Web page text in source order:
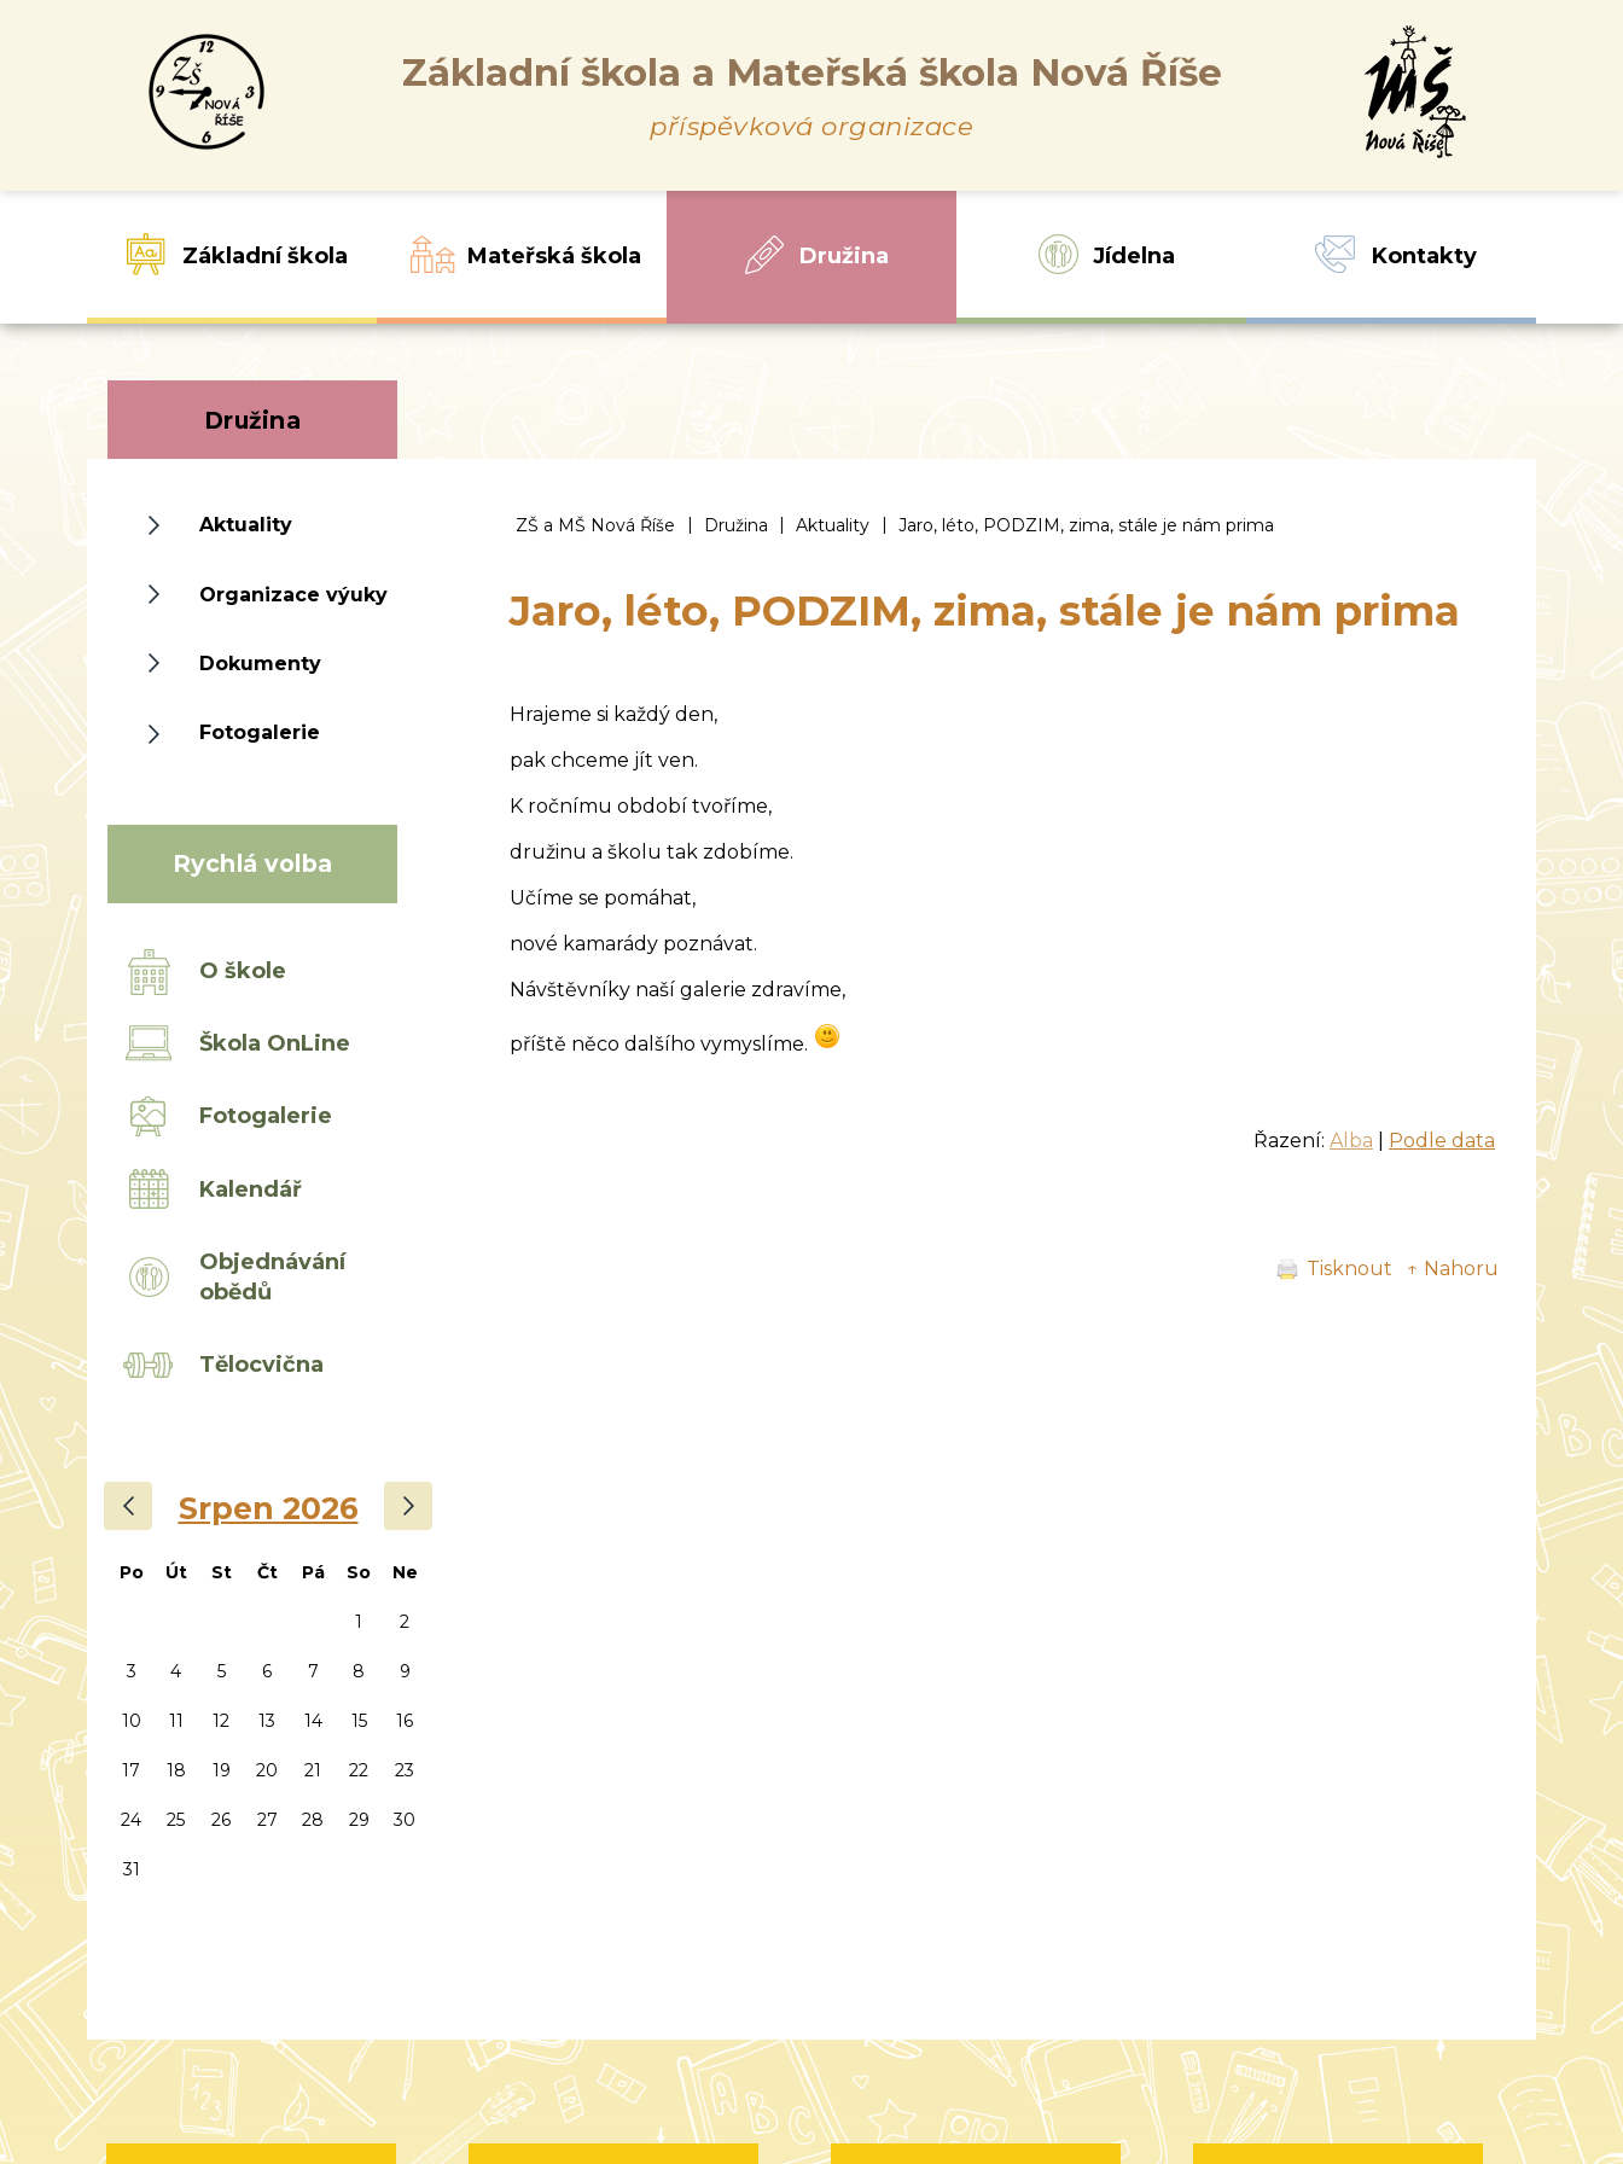
Základní škola a Mateřská škola Nová Říše
příspěvková organizace
Základní škola Mateřská škola Družina Jídelna Kontakty
ZŠ a MŠ Nová Říše | Družina | Aktuality | Jaro, léto, PODZIM, zima, stále je nám prima
Jaro, léto, PODZIM, zima, stále je nám prima
Hrajeme si každý den,
pak chceme jít ven.
K ročnímu období tvoříme,
družinu a školu tak zdobíme.
Učíme se pomáhat,
nové kamarády poznávat.
Návštěvníky naší galerie zdravíme,
příště něco dalšího vymyslíme.
Řazení: Alba Podle data
Tisknout ↑ Nahoru
Družina
Aktuality
Organizace výuky
Dokumenty
Fotogalerie
Rychlá volba
O škole
Škola OnLine
Fotogalerie
Kalendář
Objednávání
obědů
Tělocvična
Srpen 2026 ›
Po Út St Čt Pá So Ne
1 2
3 4 5 6 7 8 9
10 11 12 13 14 15 16
17 18 19 20 21 22 23
24 25 26 27 28 29 30
31